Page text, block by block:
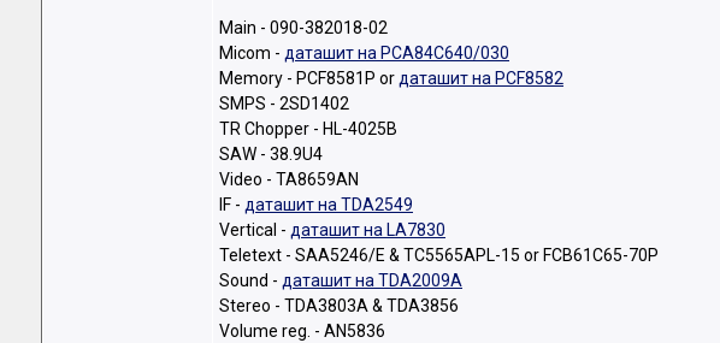
Main - 090-382018-02
Micom - даташит на PCA84C640/030
Memory - PCF8581P orдаташит на PCF8582
SMPS - 2SD1402
TR Chopper - HL-4025B
SAW - 38.9U4
Video - TA8659AN
IF - даташит на TDA2549
Vertical - даташит на LA7830
Teletext - SAA5246/E & TC5565APL-15 or FCB61C65-70P
Sound - даташит на TDA2009A
Stereo - TDA3803A & TDA3856
Volume reg. - AN5836